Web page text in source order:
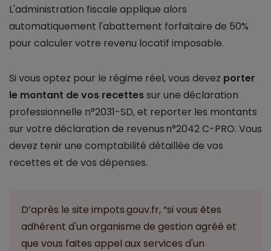
L'administration fiscale applique alors
automatiquement l'abattement forfaitaire de 50%
pour calculer votre revenu locatif imposable.
Si vous optez pour le régime réel, vous devez porter
le montant de vos recettessur une déclaration
professionnelle n°2031-SD, et reporter les montants
sur votre déclaration de revenus n°2042 C-PRO. Vous
devez tenir une comptabilité détaillée de vos
recettes et de vos dépenses.
D’après le site impots.gouv.fr, “si vous êtes
adhérent d'un organisme de gestion agréé et
que vous faites appel aux services d'un